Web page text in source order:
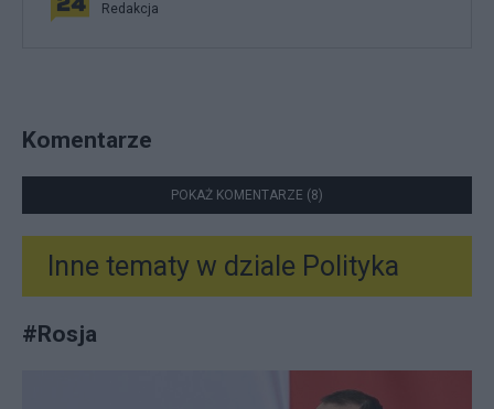
Redakcja
Komentarze
POKAŻ KOMENTARZE (8)
Inne tematy w dziale Polityka
#Rosja